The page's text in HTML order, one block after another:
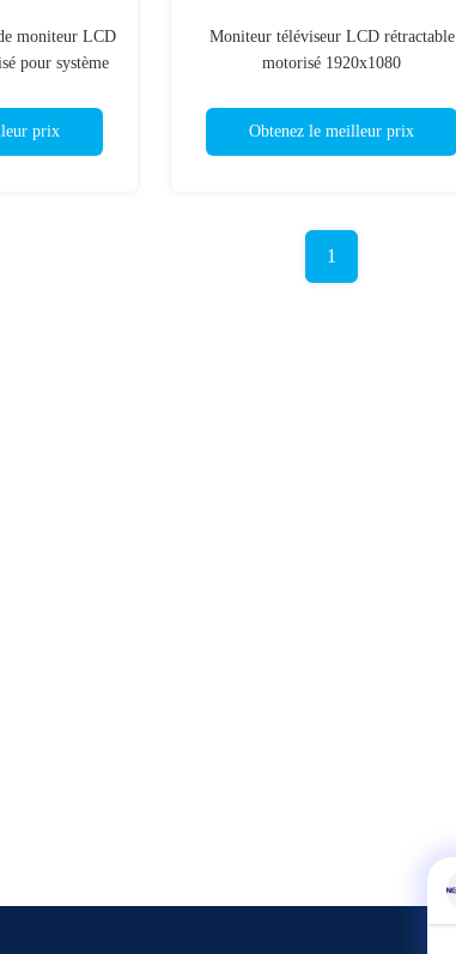
moniteur LCD
pour système
prix
Moniteur téléviseur LCD rétractable
motorisé 1920x1080
Obtenez le meilleur prix
1